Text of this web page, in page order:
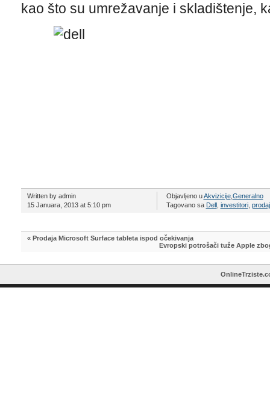
kao što su umrežavanje i skladištenje,
Written by admin
15 Januara, 2013 at 5:10 pm
Objavljeno uAkvizicije, Generalno
Tagovano sa Dell, investitori,
« Prodaja Microsoft Surface tableta ispod očekivanja
Evropski potrošači tuže Apple